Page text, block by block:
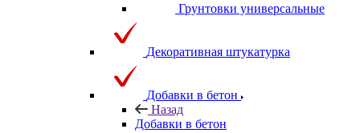
Грунтовки универсальные
Декоративная штукатурка
Добавки в бетон
Назад
Добавки в бетон